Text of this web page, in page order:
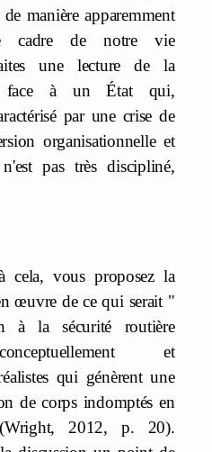
manière apparemment
cadre de notre vie
une lecture de la
face à un État qui,
par une crise de
organisationnelle et
pas très discipliné,
cela, vous proposez la
œuvre de ce qui serait "
à la sécurité routière
et
qui génèrent une
de corps indomptés en
2012, p. 20).